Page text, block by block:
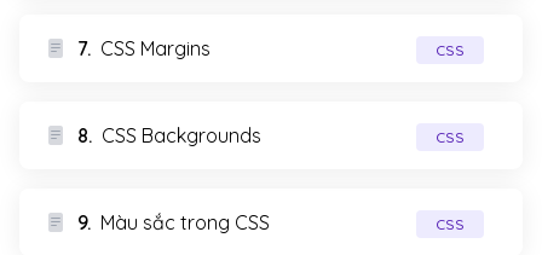
7. CSS Margins CSS
8. CSS Backgrounds CSS
9. Màu sắc trong CSS CSS